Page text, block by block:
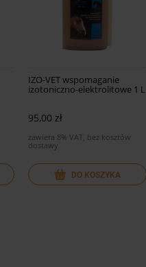
IZO-VET wspomaganie
izotoniczno-elektrolitowe 1 L
95,00 zł
zawiera 8% VAT, bez kosztów
dostawy
DO KOSZYKA